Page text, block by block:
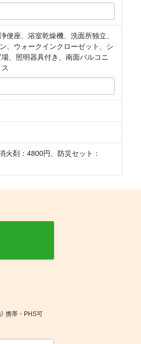
座、浴室乾燥機、洗面所独立、
、ウォークインクローゼット、シ
、照明器具付き、南面バルコニ
火剤：4800円、防災セット：
携帯・PHS可